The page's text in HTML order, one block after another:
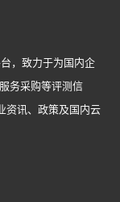
，致力于为国内企
务采购等评测信
资讯、政策及国内云